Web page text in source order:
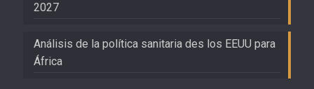
2027
Análisis de la política sanitaria des los EEUU para
África